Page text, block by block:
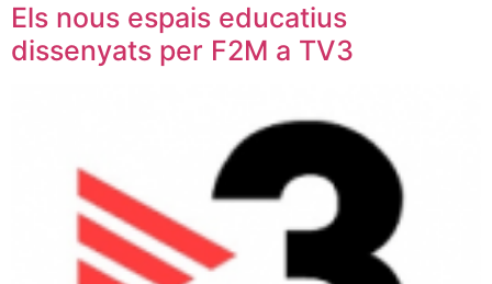
Els nous espais educatius
dissenyats per F2M a TV3